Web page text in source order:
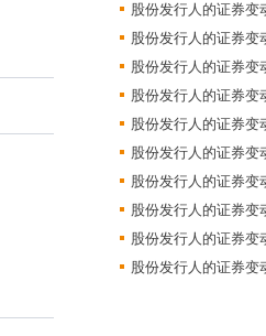
股份发行人的证券变
股份发行人的证券变
股份发行人的证券变
股份发行人的证券变
股份发行人的证券变
股份发行人的证券变
股份发行人的证券变
股份发行人的证券变
股份发行人的证券变
股份发行人的证券变